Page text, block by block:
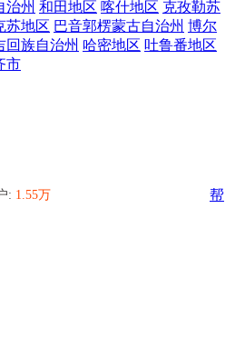
治州 和田地区 喀什地区 克孜勒苏
苏地区 巴音郭楞蒙古自治州 博尔
回族自治州 哈密地区 吐鲁番地区
市
: 1.55万
帮